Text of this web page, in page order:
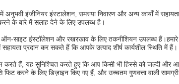
इंजीनियर इंस्टालेशन, समस्या निवारण और अन्य कार्यों में
करने के बारे में सलाह देने के लिए उपलब्ध है।
साइट इंस्टॉलेशन और रखरखाव के लिए तकनीशियन उपलब्ध हैं।हमारे
प्रदान कर सकते हैं कि आपके उत्पाद शीर्ष कार्यशील स्थिति में हैं।
करते हैं, यह सुनिश्चित करते हुए कि आप किसी भी हिस्से को जल्दी और
फिट करने के लिए डिज़ाइन किए गए हैं, और उच्चतम गुणवत्ता वाली